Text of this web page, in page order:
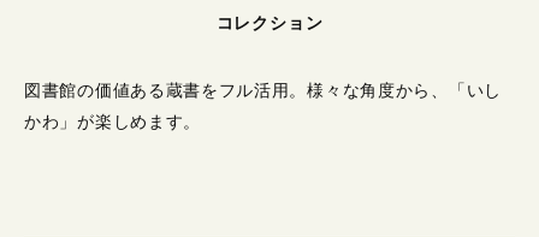
コレクション
図書館の価値ある蔵書をフル活用。様々な角度から、「いし
かわ」が楽しめます。